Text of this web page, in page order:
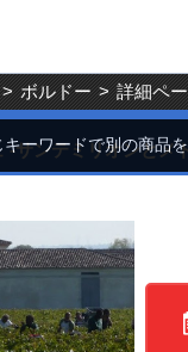
> ボルドー > 詳細ペ
-サンテミリオンとメ
キーワードで別の商